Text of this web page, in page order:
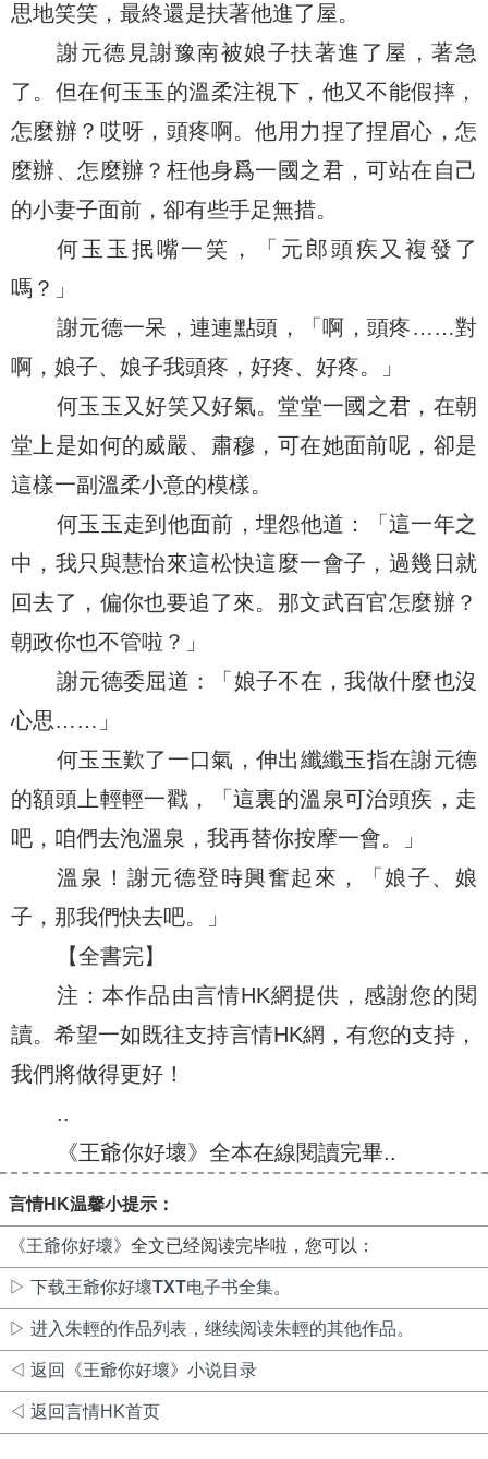
思地笑笑，最終還是扶著他進了屋。
謝元德見謝豫南被娘子扶著進了屋，著急
了。但在何玉玉的溫柔注視下，他又不能假摔，
怎麼辦？哎呀，頭疼啊。他用力捏了捏眉心，怎
麼辦、怎麼辦？枉他身爲一國之君，可站在自己
的小妻子面前，卻有些手足無措。
何玉玉抿嘴一笑，「元郎頭疾又複發了
嗎？」
謝元德一呆，連連點頭，「啊，頭疼……對
啊，娘子、娘子我頭疼，好疼、好疼。」
何玉玉又好笑又好氣。堂堂一國之君，在朝
堂上是如何的威嚴、肅穆，可在她面前呢，卻是
這樣一副溫柔小意的模樣。
何玉玉走到他面前，埋怨他道：「這一年之
中，我只與慧怡來這松快這麼一會子，過幾日就
回去了，偏你也要追了來。那文武百官怎麼辦？
朝政你也不管啦？」
謝元德委屈道：「娘子不在，我做什麼也沒
心思……」
何玉玉歎了一口氣，伸出纖纖玉指在謝元德
的額頭上輕輕一戳，「這裏的溫泉可治頭疾，走
吧，咱們去泡溫泉，我再替你按摩一會。」
溫泉！謝元德登時興奮起來，「娘子、娘
子，那我們快去吧。」
【全書完】
注：本作品由言情HK網提供，感謝您的閱
讀。希望一如既往支持言情HK網，有您的支持，
我們將做得更好！
..
《王爺你好壞》全本在線閱讀完畢..
言情HK温馨小提示：
《王爺你好壞》 全文已经阅读完毕啦，您可以：
▷ 下载王爺你好壞TXT电子书全集。
▷ 进入朱輕的作品列表，继续阅读朱輕的其他作品。
◁ 返回《王爺你好壞》小说目录
◁ 返回言情HK首页